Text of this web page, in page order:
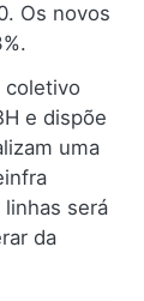
Os novos
coletivo
e dispõe
uma
será
da